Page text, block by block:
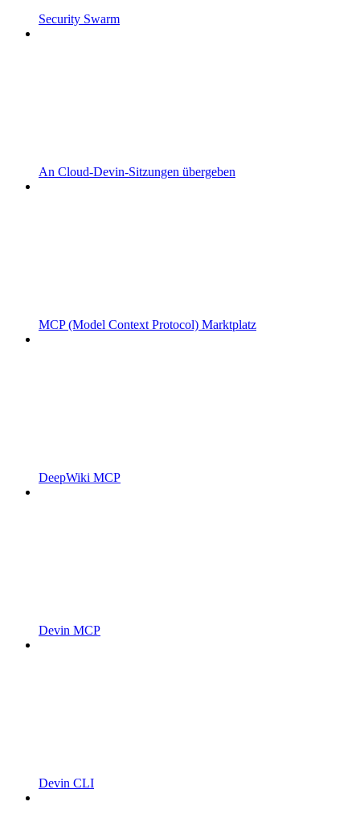
Security Swarm
An Cloud-Devin-Sitzungen übergeben
MCP (Model Context Protocol) Marktplatz
DeepWiki MCP
Devin MCP
Devin CLI